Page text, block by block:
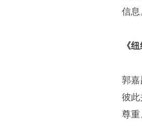
信息
《
郭
彼此
尊重